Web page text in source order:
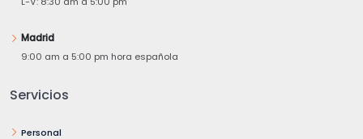
Madrid
9:00 am a 5:00 pm hora española
Servicios
Personal